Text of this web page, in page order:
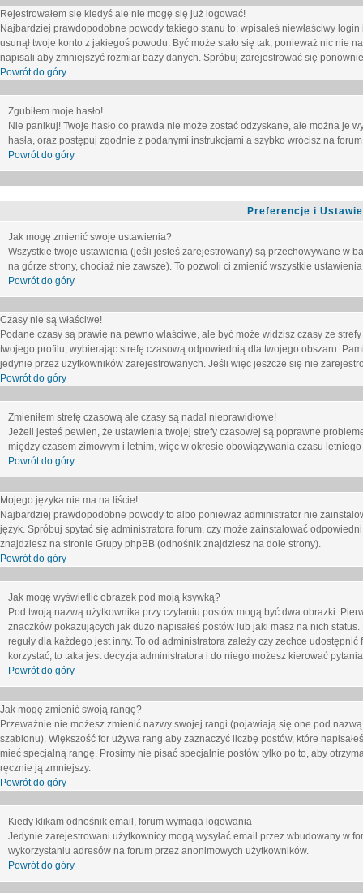
Rejestrowałem się kiedyś ale nie mogę się już logować!
Najbardziej prawdopodobne powody takiego stanu to: wpisałeś niewłaściwy
usunął twoje konto z jakiegoś powodu. Być może stało się tak, ponieważ nic nie
napisali aby zmniejszyć rozmiar bazy danych. Spróbuj zarejestrować się
Powrót do góry
Zgubiłem moje hasło!
Nie panikuj! Twoje hasło co prawda nie może zostać odzyskane, ale można je
hasła, oraz postępuj zgodnie z podanymi instrukcjami a szybko wrócisz na forum
Powrót do góry
Preferencje i
Jak mogę zmienić swoje ustawienia?
Wszystkie twoje ustawienia (jeśli jesteś zarejestrowany) są przechowywane w
na górze strony, chociaż nie zawsze). To pozwoli ci zmienić wszystkie
Powrót do góry
Czasy nie są właściwe!
Podane czasy są prawie na pewno właściwe, ale być może widzisz czasy ze
twojego profilu, wybierając strefę czasową odpowiednią dla twojego obszaru.
jedynie przez użytkowników zarejestrowanych. Jeśli więc jeszcze się nie
Powrót do góry
Zmieniłem strefę czasową ale czasy są nadal nieprawidłowe!
Jeżeli jesteś pewien, że ustawienia twojej strefy czasowej są poprawne
między czasem zimowym i letnim, więc w okresie obowiązywania czasu
Powrót do góry
Mojego języka nie ma na liście!
Najbardziej prawdopodobne powody to albo ponieważ administrator nie
język. Spróbuj spytać się administratora forum, czy może zainstalować
znajdziesz na stronie Grupy phpBB (odnośnik znajdziesz na dole strony).
Powrót do góry
Jak mogę wyświetlić obrazek pod moją ksywką?
Pod twoją nazwą użytkownika przy czytaniu postów mogą być dwa obrazki.
znaczków pokazujących jak dużo napisałeś postów lub jaki masz na nich
reguły dla każdego jest inny. To od administratora zależy czy zechce
korzystać, to taka jest decyzja administratora i do niego możesz kierować
Powrót do góry
Jak mogę zmienić swoją rangę?
Przeważnie nie możesz zmienić nazwy swojej rangi (pojawiają się one pod
szablonu). Większość for używa rang aby zaznaczyć liczbę postów, które
mieć specjalną rangę. Prosimy nie pisać specjalnie postów tylko po to, aby
ręcznie ją zmniejszy.
Powrót do góry
Kiedy klikam odnośnik email, forum wymaga logowania
Jedynie zarejestrowani użytkownicy mogą wysyłać email przez wbudowany w
wykorzystaniu adresów na forum przez anonimowych użytkowników.
Powrót do góry